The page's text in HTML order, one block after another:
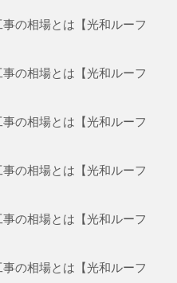
事の相場とは【光和ルーフ
の相場とは【光和ルーフ
の相場とは【光和ルーフ
の相場とは【光和ルーフ
事の相場とは【光和ルーフ
の相場とは【光和ルーフ